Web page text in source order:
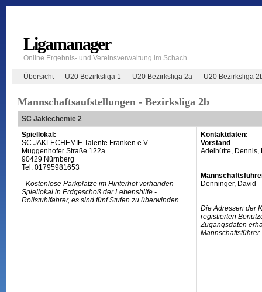
Ligamanager
Online Ergebnis- und Vereinsverwaltung im Schach
Übersicht U20 Bezirksliga 1 U20 Bezirksliga 2a U20 Bezirksliga
Mannschaftsaufstellungen - Bezirksliga 2b
SC Jäklechemie 2
Spiellokal:
SC JÄKLECHEMIE Talente Franken e.V.
Muggenhofer Straße 122a
90429 Nürnberg
Tel: 01795981653
- Kostenlose Parkplätze im Hinterhof vorhanden -
Spiellokal in Erdgeschoß der Lebenshilfe -
Rollstuhlfahrer, es sind fünf Stufen zu überwinden
Kontaktdaten:
Vorstand
Adelhütte, Dennis,
Denninger, David
Die Adressen der
registierten
Zugangsdaten
Mannschaftsführer.